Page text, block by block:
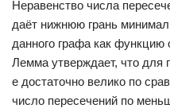
Неравенство числа
даёт нижнюю грань
данного графа как
Лемма утверждает, что для
e достаточно велико по
число пересечений по